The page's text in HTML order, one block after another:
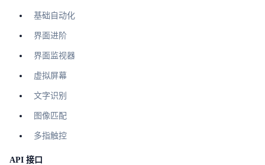
基础自动化
界面进阶
界面监视器
虚拟屏幕
文字识别
图像匹配
多指触控
API 接口